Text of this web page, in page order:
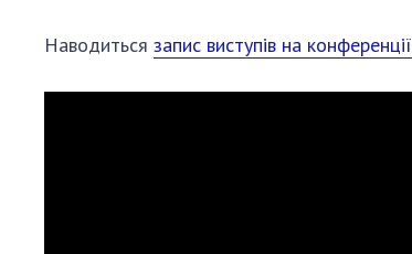
Наводиться запис виступів на конференції